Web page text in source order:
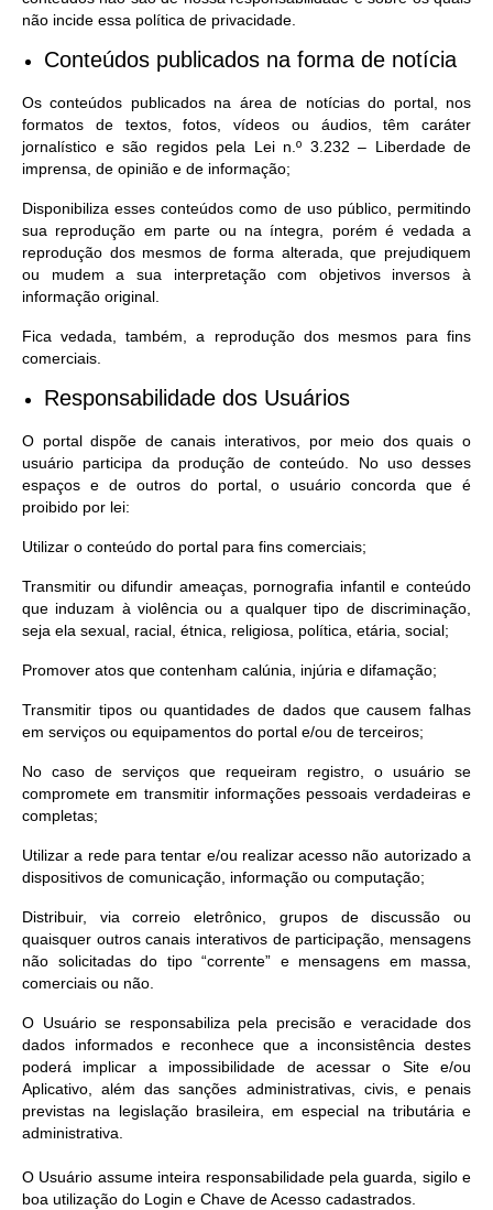
não incide essa política de privacidade.
Conteúdos publicados na forma de notícia
Os conteúdos publicados na área de notícias do portal, nos
formatos de textos, fotos, vídeos ou áudios, têm caráter
jornalístico e são regidos pela Lei n.º 3.232 – Liberdade de
imprensa, de opinião e de informação;
Disponibiliza esses conteúdos como de uso público, permitindo
sua reprodução em parte ou na íntegra, porém é vedada a
reprodução dos mesmos de forma alterada, que prejudiquem
ou mudem a sua interpretação com objetivos inversos à
informação original.
Fica vedada, também, a reprodução dos mesmos para fins
comerciais.
Responsabilidade dos Usuários
O portal dispõe de canais interativos, por meio dos quais o
usuário participa da produção de conteúdo. No uso desses
espaços e de outros do portal, o usuário concorda que é
proibido por lei:
Utilizar o conteúdo do portal para fins comerciais;
Transmitir ou difundir ameaças, pornografia infantil e conteúdo
que induzam à violência ou a qualquer tipo de discriminação,
seja ela sexual, racial, étnica, religiosa, política, etária, social;
Promover atos que contenham calúnia, injúria e difamação;
Transmitir tipos ou quantidades de dados que causem falhas
em serviços ou equipamentos do portal e/ou de terceiros;
No caso de serviços que requeiram registro, o usuário se
compromete em transmitir informações pessoais verdadeiras e
completas;
Utilizar a rede para tentar e/ou realizar acesso não autorizado a
dispositivos de comunicação, informação ou computação;
Distribuir, via correio eletrônico, grupos de discussão ou
quaisquer outros canais interativos de participação, mensagens
não solicitadas do tipo “corrente” e mensagens em massa,
comerciais ou não.
O Usuário se responsabiliza pela precisão e veracidade dos
dados informados e reconhece que a inconsistência destes
poderá implicar a impossibilidade de acessar o Site e/ou
Aplicativo, além das sanções administrativas, civis, e penais
previstas na legislação brasileira, em especial na tributária e
administrativa.
O Usuário assume inteira responsabilidade pela guarda, sigilo e
boa utilização do Login e Chave de Acesso cadastrados.